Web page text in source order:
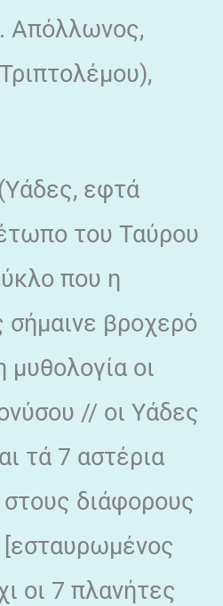
Απόλλωνος,
εφτά
του Ταύρου
που η
σήμαινε βροχερό
μυθολογία οι
// οι Υάδες
τά 7 αστέρια
διάφορους
οι 7 πλανήτες